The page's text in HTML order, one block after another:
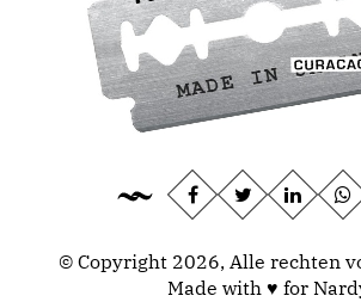
© Copyright 2026, Alle rechten
Made with ♥ for